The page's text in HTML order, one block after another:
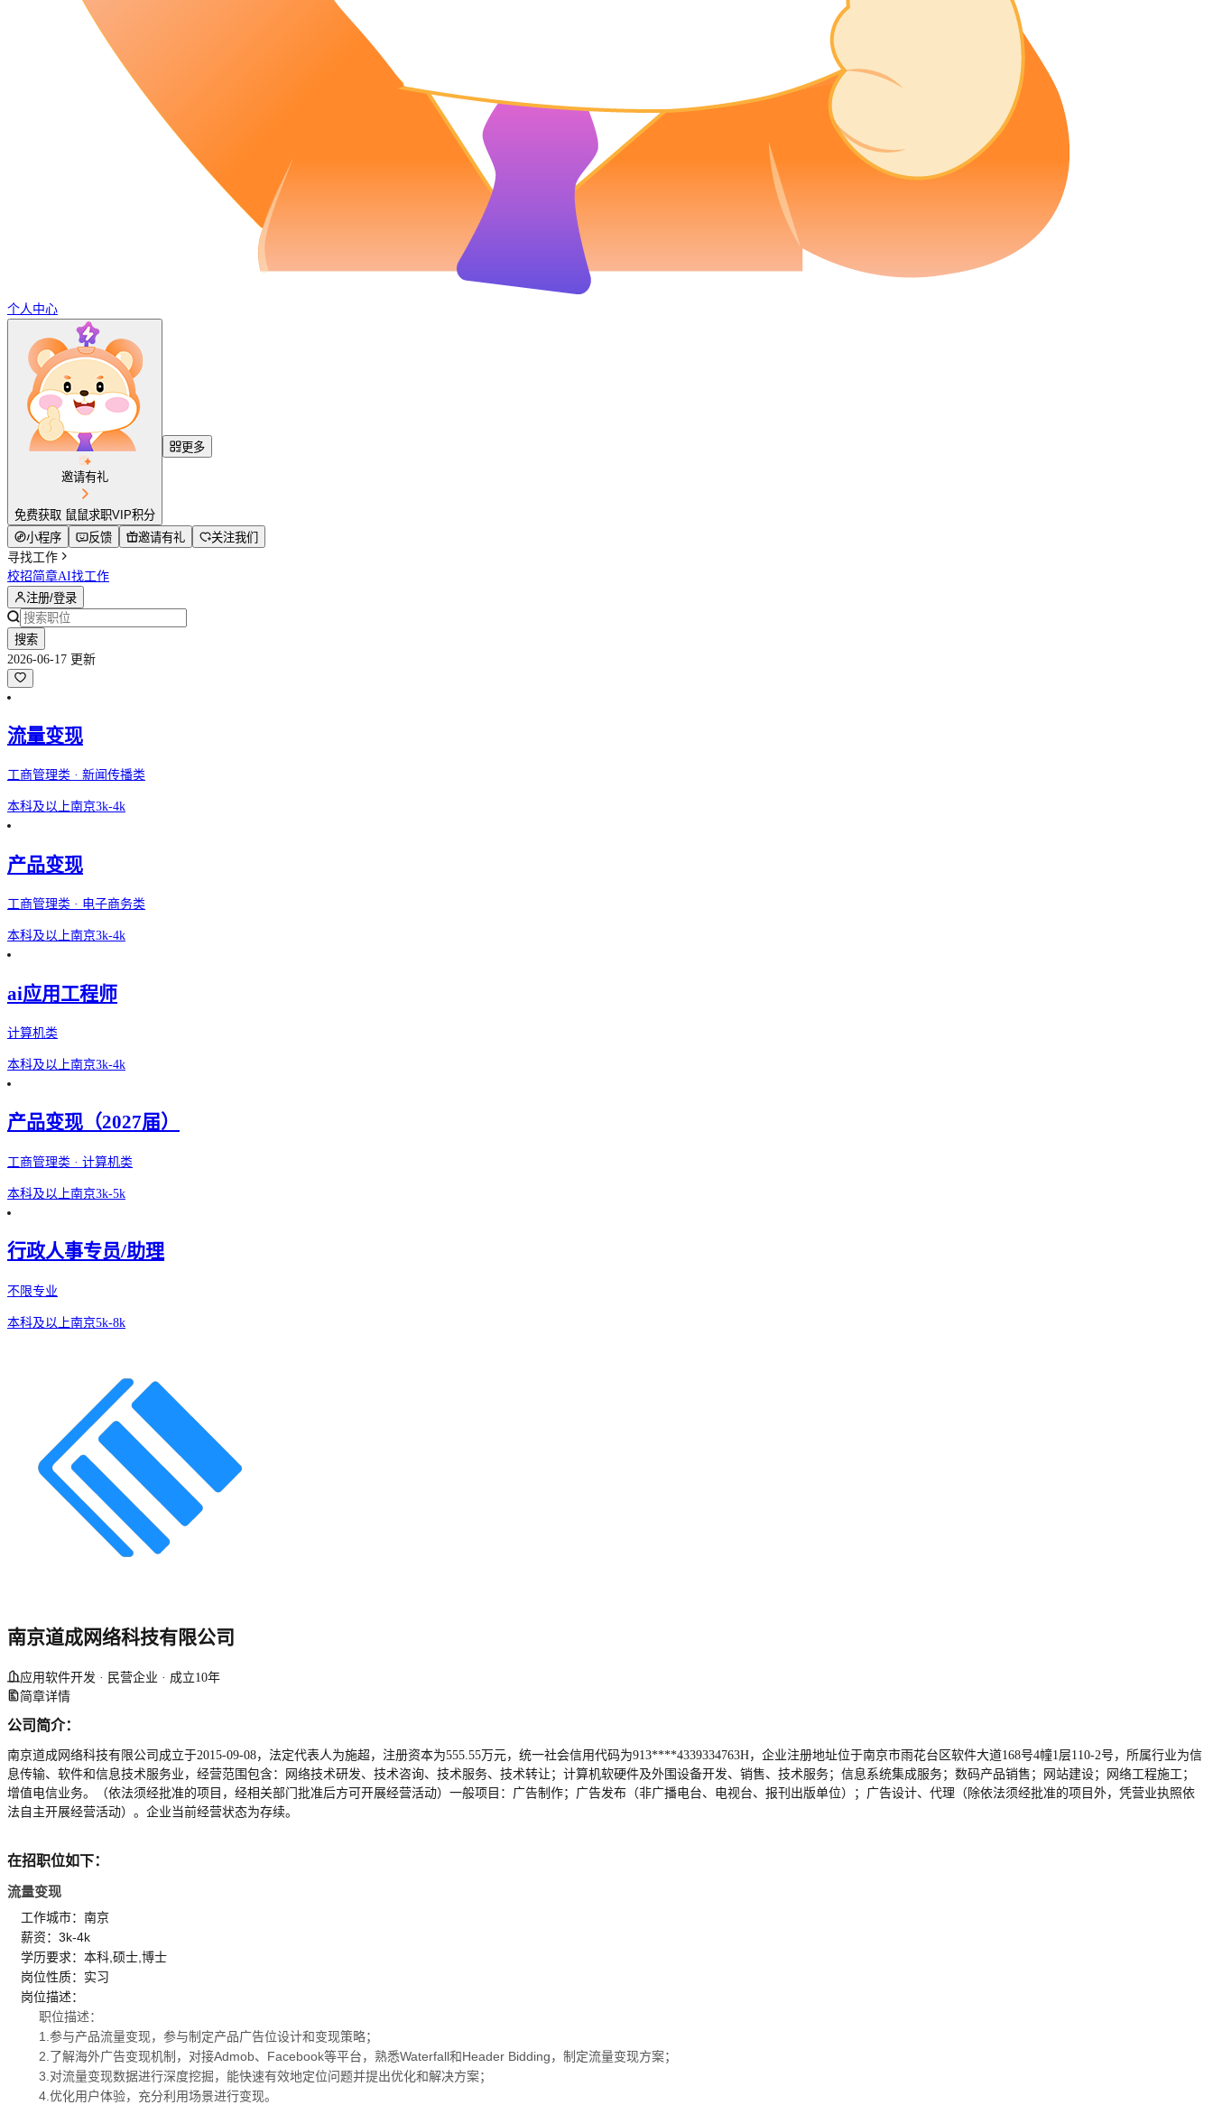
个人中心
邀请有礼
免费获取 鼠鼠求职VIP积分
更多
小程序 反馈 邀请有礼
关注我们
寻找工作
校招简章AI找工作
注册/登录
搜索
2026-06-17 更新
流量变现
工商管理类 · 新闻传播类
本科及以上南京3k-4k
产品变现
工商管理类 · 电子商务类
本科及以上南京3k-4k
ai应用工程师
计算机类
本科及以上南京3k-4k
产品变现（2027届）
工商管理类 · 计算机类
本科及以上南京3k-5k
行政人事专员/助理
不限专业
本科及以上南京5k-8k
南京道成网络科技有限公司
应用软件开发 · 民营企业 · 成立10年
简章详情
公司简介：
南京道成网络科技有限公司成立于2015-09-08，法定代表人为施超，注册资本为555.55万元，统一社会信用代码为913****4339334763H，企业注册地址位于南京市雨花台区软件大道168号4幢1层110-2号，所属行业为信
息传输、软件和信息技术服务业，经营范围包含：网络技术研发、技术咨询、技术服务、技术转让；计算机软硬件及外围设备开发、销售、技术服务；信息系统集成服务；数码产品销售；网站建设；网络工程施工；
增值电信业务。（依法须经批准的项目，经相关部门批准后方可开展经营活动）一般项目：广告制作；广告发布（非广播电台、电视台、报刊出版单位）；广告设计、代理（除依法须经批准的项目外，凭营业执照依
法自主开展经营活动）。企业当前经营状态为存续。
在招职位如下：
流量变现
工作城市：南京
薪资：3k-4k
学历要求：本科,硕士,博士
岗位性质：实习
岗位描述：
职位描述：
1.参与产品流量变现，参与制定产品广告位设计和变现策略；
2.了解海外广告变现机制，对接Admob、Facebook等平台，熟悉Waterfall和Header Bidding，制定流量变现方案；
3.对流量变现数据进行深度挖掘，能快速有效地定位问题并提出优化和解决方案；
4.优化用户体验，充分利用场景进行变现。